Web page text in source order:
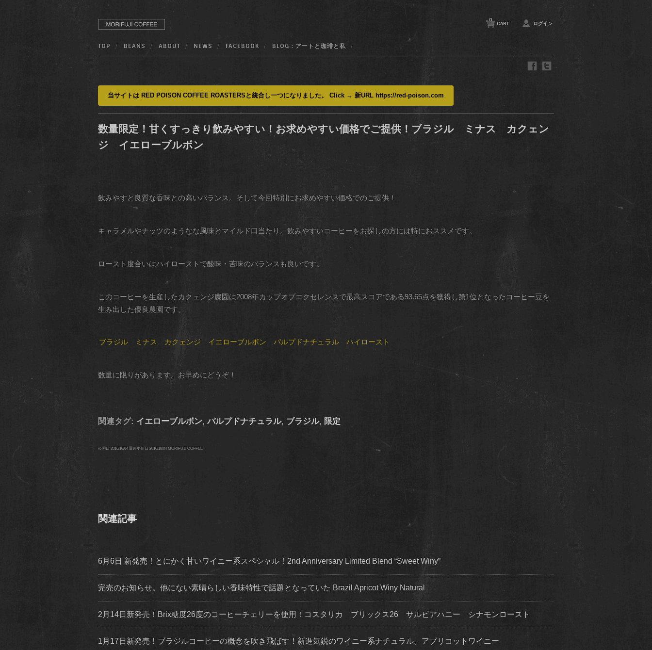
TOP BEANS ABOUT NEWS FACEBOOK BLOG : アートと珈琲と私
CART
0
ログイン
当サイトは RED POISON COFFEE ROASTERSと統合し一つになりました。 Click → 新URL https://red-poison.com
数量限定！甘くすっきり飲みやすい！お求めやすい価格でご提供！ブラジル ミナス カクェン
ジ イエローブルボン
飲みやすと良質な香味との高いバランス。そして今回特別にお求めやすい価格でのご提供！
キャラメルやナッツのようなな風味とマイルド口当たり。飲みやすいコーヒーをお探しの方には特におススメです。
ロースト度合いはハイローストで酸味・苦味のバランスも良いです。
このコーヒーを生産したカクェンジ農園は2008年カップオブエクセレンスで最高スコアである93.65点を獲得し第1位となったコーヒー豆を
生み出した優良農園です。
ブラジル ミナス カクェンジ イエローブルボン パルプドナチュラル ハイロースト
数量に限りがあります。お早めにどうぞ！
関連タグ: イエローブルボン,パルプドナチュラル, ブラジル, 限定
公開日 2016/10/04 最終更新日 2016/10/04 MORIFUJI COFFEE
関連記事
6月6日 新発売！とにかく甘いワイニー系スペシャル！2nd Anniversary Limited Blend “Sweet Winy”
完売のお知らせ。他にない素晴らしい香味特性で話題となっていた Brazil Apricot Winy Natural
2月14日新発売！Brix糖度26度のコーヒーチェリーを使用！コスタリカ ブリックス26 サルビアハニー シナモンロースト
1月17日新発売！ブラジルコーヒーの概念を吹き飛ばす！新進気鋭のワイニー系ナチュラル。アプリコットワイニー